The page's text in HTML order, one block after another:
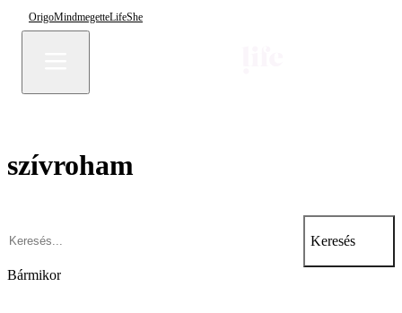
OrigoMindmegetteLifeShe
szívroham
Keresés
Bármikor